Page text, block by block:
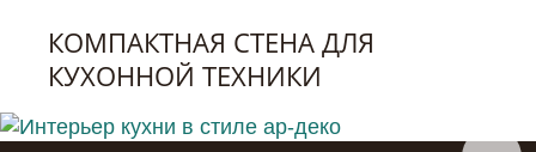
КОМПАКТНАЯ СТЕНА ДЛЯ
КУХОННОЙ ТЕХНИКИ